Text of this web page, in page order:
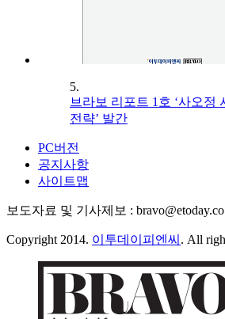
5.
브라보 리포트 1호 ‘사오정
전략’ 발간
PC버전
공지사항
사이트맵
보도자료 및 기사제보 :
Copyright 2014. 이투데이피엔씨 . All